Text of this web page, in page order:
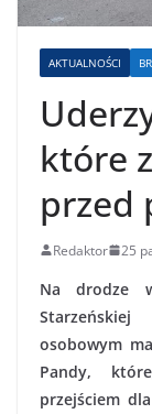
AKTUALNOŚCI
które
przed
Redaktor 25
Na drodze
osobowym
Pandy,
przejściem